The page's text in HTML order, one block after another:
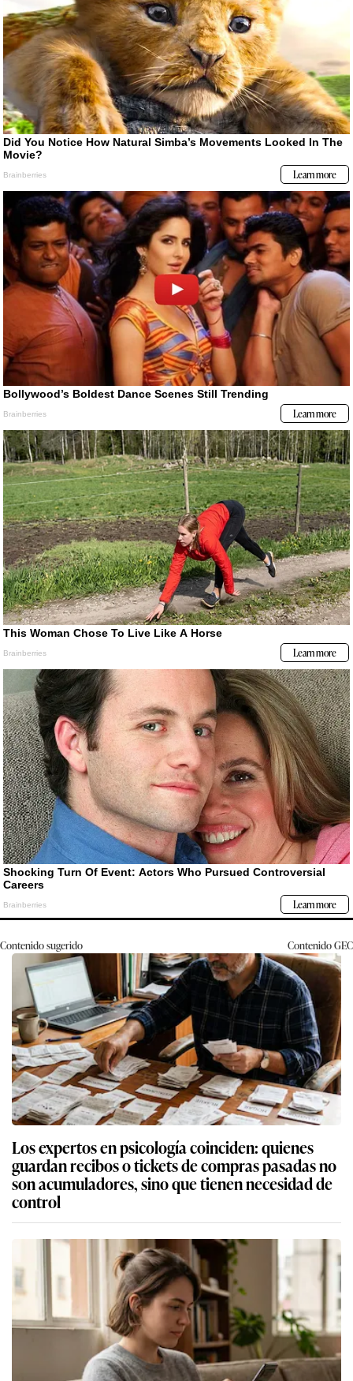
Contenido sugerido ContenidoGEC
Los expertos en psicología coinciden: quienes
guardan recibos o tickets de compras pasadas no
son acumuladores, sino que tienen necesidad de
control